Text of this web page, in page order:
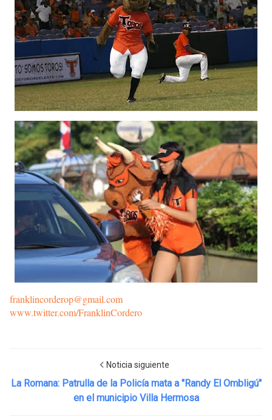
franklincorderop@gmail.com
www.twitter.com/FranklinCordero
Noticia siguiente
La Romana: Patrulla de la Policía mata a "Randy El Ombligú"
en el municipio Villa Hermosa